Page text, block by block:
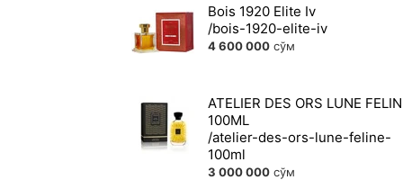
Bois 1920 Elite Iv
4 600 000 сўм
ATELIER DES ORS LUNE
100ML
3 000 000 сўм